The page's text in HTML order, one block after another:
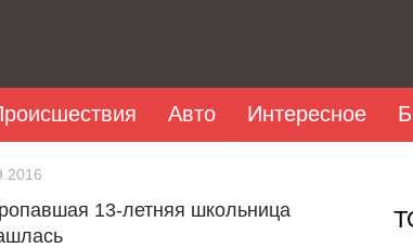
Авто Интересное
13-летняя школьница